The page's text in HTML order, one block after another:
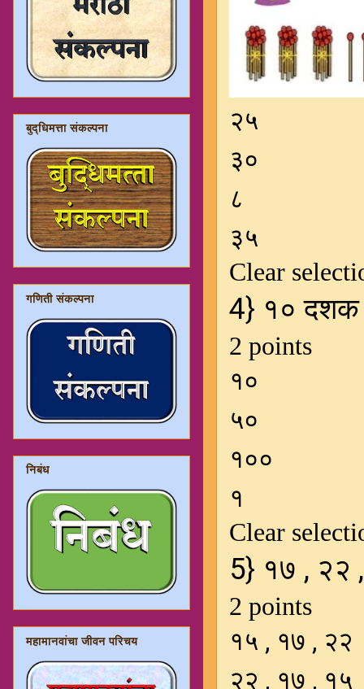
बुद्धिमत्ता संकल्पना
गणिती संकल्पना
निबंध
महामानवांचा जीवन परिचय